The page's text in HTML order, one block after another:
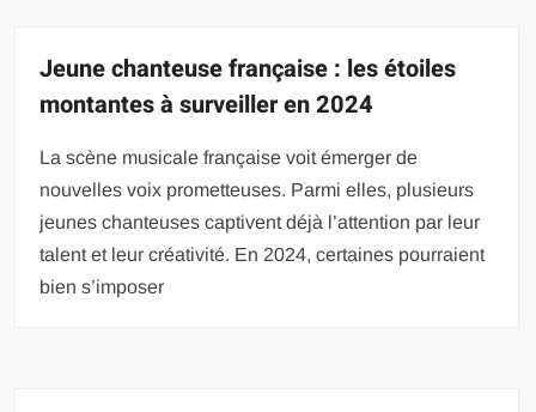
Jeune chanteuse française : les étoiles
montantes à surveiller en 2024
La scène musicale française voit émerger de
nouvelles voix prometteuses. Parmi elles, plusieurs
jeunes chanteuses captivent déjà l’attention par leur
talent et leur créativité. En 2024, certaines pourraient
bien s’imposer